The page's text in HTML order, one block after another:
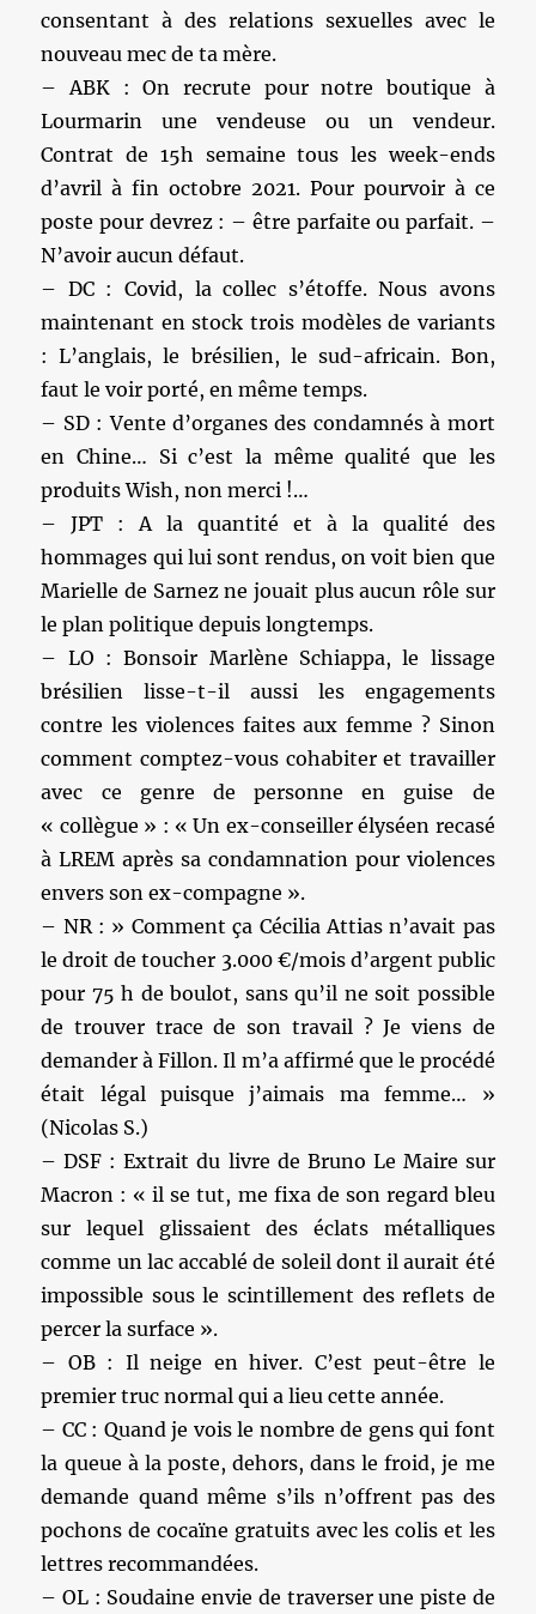
consentant à des relations sexuelles avec le
nouveau mec de ta mère.
– ABK : On recrute pour notre boutique à
Lourmarin une vendeuse ou un vendeur.
Contrat de 15h semaine tous les week-ends
d’avril à fin octobre 2021. Pour pourvoir à ce
poste pour devrez : – être parfaite ou parfait. –
N’avoir aucun défaut.
– DC : Covid, la collec s’étoffe. Nous avons
maintenant en stock trois modèles de variants
: L’anglais, le brésilien, le sud-africain. Bon,
faut le voir porté, en même temps.
– SD : Vente d’organes des condamnés à mort
en Chine… Si c’est la même qualité que les
produits Wish, non merci !…
– JPT : A la quantité et à la qualité des
hommages qui lui sont rendus, on voit bien que
Marielle de Sarnez ne jouait plus aucun rôle sur
le plan politique depuis longtemps.
– LO : Bonsoir Marlène Schiappa, le lissage
brésilien lisse-t-il aussi les engagements
contre les violences faites aux femme ? Sinon
comment comptez-vous cohabiter et travailler
avec ce genre de personne en guise de
« collègue » : « Un ex-conseiller élyséen recasé
à LREM après sa condamnation pour violences
envers son ex-compagne ».
– NR : » Comment ça Cécilia Attias n’avait pas
le droit de toucher 3.000 €/mois d’argent public
pour 75 h de boulot, sans qu’il ne soit possible
de trouver trace de son travail ? Je viens de
demander à Fillon. Il m’a affirmé que le procédé
était légal puisque j’aimais ma femme… »
(Nicolas S.)
– DSF : Extrait du livre de Bruno Le Maire sur
Macron : « il se tut, me fixa de son regard bleu
sur lequel glissaient des éclats métalliques
comme un lac accablé de soleil dont il aurait été
impossible sous le scintillement des reflets de
percer la surface ».
– OB : Il neige en hiver. C’est peut-être le
premier truc normal qui a lieu cette année.
– CC : Quand je vois le nombre de gens qui font
la queue à la poste, dehors, dans le froid, je me
demande quand même s’ils n’offrent pas des
pochons de cocaïne gratuits avec les colis et les
lettres recommandées.
– OL : Soudaine envie de traverser une piste de